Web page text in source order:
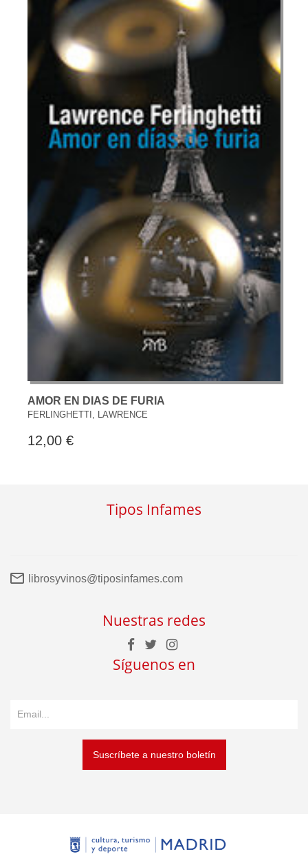
AMOR EN DIAS DE FURIA
FERLINGHETTI, LAWRENCE
12,00 €
Tipos Infames
librosyvinos@tiposinfames.com
Nuestras redes
Síguenos en
Suscríbete a nuestro boletín